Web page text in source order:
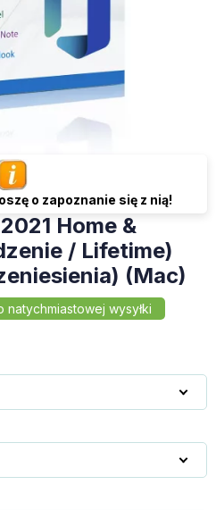
Home &
/ Lifetime)
(Mac)
o zapoznanie się z nią!